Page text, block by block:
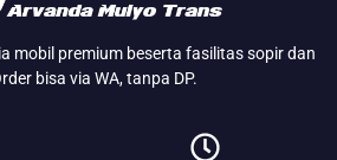
mobil premium beserta fasilitas sopir dan
bisa via WA, tanpa DP.